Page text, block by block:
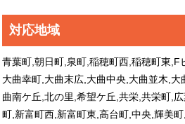
対応地域
青葉町,朝日町,泉町,稲穂町西,稲穂町東,F
大曲幸町,大曲末広,大曲中央,大曲並木,
曲南ケ丘,北の里,希望ケ丘,共栄,共栄町,
町,新富町西,新富町東,高台町,中央,輝美